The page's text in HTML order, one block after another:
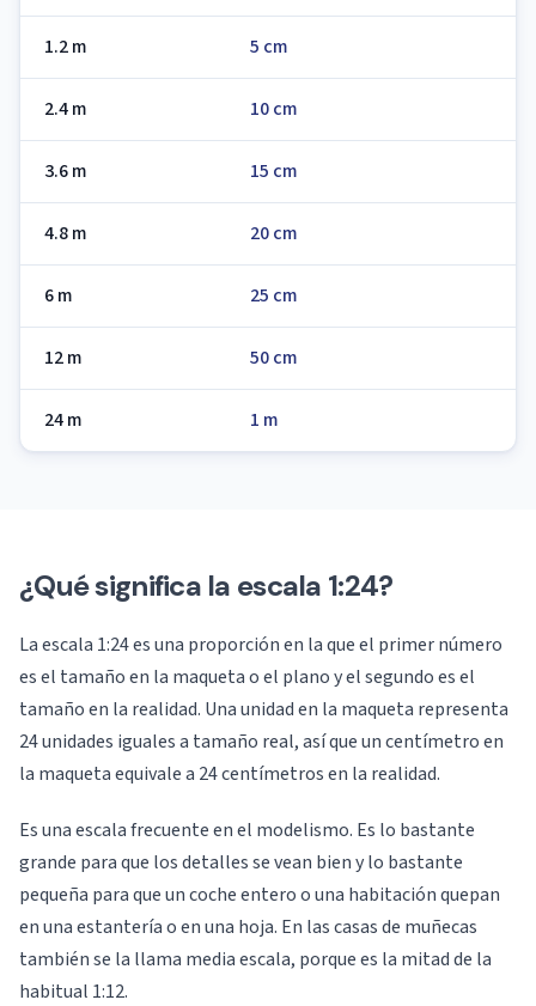
1.2 m 5 cm
2.4 m 10 cm
3.6 m 15 cm
4.8 m 20 cm
6 m 25 cm
12 m 50 cm
24 m 1 m
¿Qué significa la escala 1:24?
La escala 1:24 es una proporción en la que el primer número
es el tamaño en la maqueta o el plano y el segundo es el
tamaño en la realidad. Una unidad en la maqueta representa
24 unidades iguales a tamaño real, así que un centímetro en
la maqueta equivale a 24 centímetros en la realidad.
Es una escala frecuente en el modelismo. Es lo bastante
grande para que los detalles se vean bien y lo bastante
pequeña para que un coche entero o una habitación quepan
en una estantería o en una hoja. En las casas de muñecas
también se la llama media escala, porque es la mitad de la
habitual 1:12.